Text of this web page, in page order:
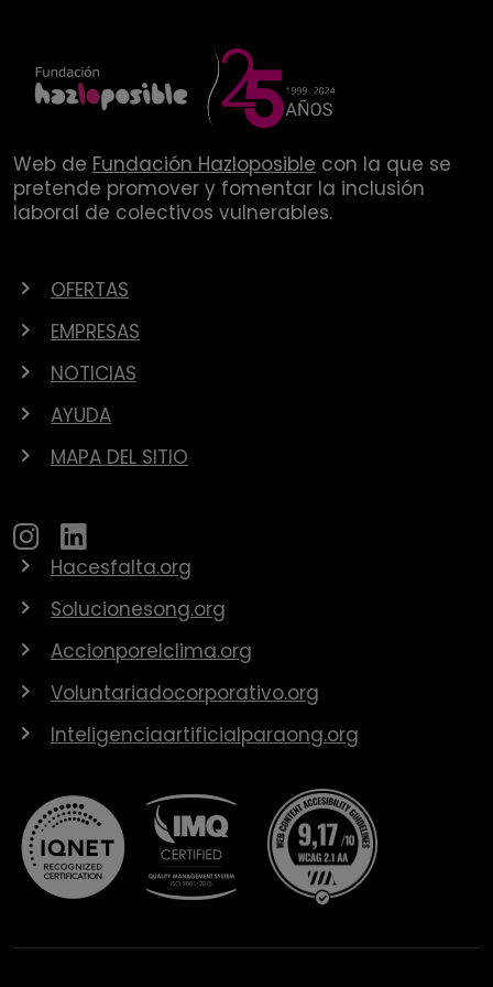
Web de Fundación Hazloposible con la que se
pretende promover y fomentar la inclusión
laboral de colectivos vulnerables.
OFERTAS
EMPRESAS
NOTICIAS
AYUDA
MAPA DEL SITIO
Hacesfalta.org
Solucionesong.org
Accionporelclima.org
Voluntariadocorporativo.org
Inteligenciaartificialparaong.org